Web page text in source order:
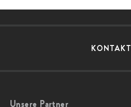
KONTAKT
Unsere Partner